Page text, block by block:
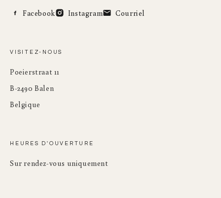
Facebook Instagram Courriel
VISITEZ-NOUS
Poeierstraat 11
B-2490 Balen
Belgique
HEURES D'OUVERTURE
Sur rendez-vous uniquement